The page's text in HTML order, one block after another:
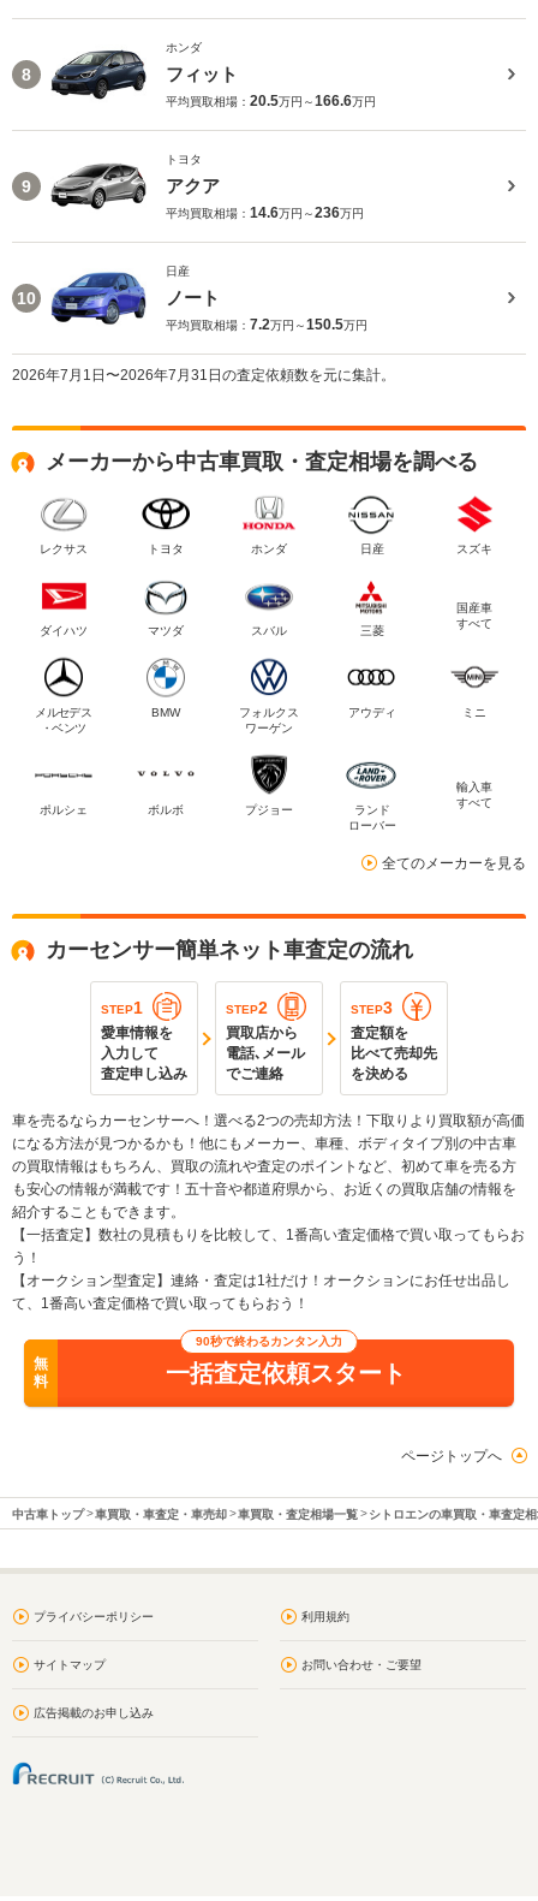
8
ホンダ
フィット
平均買取相場： 20.5万円～166.6万円
9
トヨタ
アクア
平均買取相場： 14.6万円～236万円
10
日産
ノート
平均買取相場： 7.2万円～150.5万円
2026年7月1日〜2026年7月31日の査定依頼数を元に集計。
メーカーから中古車買取・査定相場を調べる
レクサス トヨタ ホンダ 日産 スズキ
ダイハツ マツダ スバル 三菱
国産車
すべて
メルセデス
・ベンツ
BMW
フォルクス
ワーゲン
アウディ ミニ
ポルシェ ボルボ プジョー
ランド
ローバー
輸入車
すべて
全てのメーカーを見る
カーセンサー簡単ネット車査定の流れ
STEP1
愛車情報を
入力して
査定申し込み
STEP2
買取店から
電話､メール
でご連絡
STEP3
査定額を
比べて売却先
を決める
車を売るならカーセンサーへ！選べる2つの売却方法！下取りより買取額が高価
になる方法が見つかるかも！他にもメーカー、車種、ボディタイプ別の中古車
の買取情報はもちろん、買取の流れや査定のポイントなど、初めて車を売る方
も安心の情報が満載です！五十音や都道府県から、お近くの買取店舗の情報を
紹介することもできます。
【一括査定】数社の見積もりを比較して、1番高い査定価格で買い取ってもらお
う！
【オークション型査定】連絡・査定は1社だけ！オークションにお任せ出品し
て、1番高い査定価格で買い取ってもらおう！
無
料
90秒で終わるカンタン入力
一括査定依頼スタート
ページトップへ
中古車トップ 車買取・車査定・車売却 車買取・査定相場一覧 シトロエンの車買取・車査定
プライバシーポリシー 利用規約
サイトマップ お問い合わせ・ご要望
広告掲載のお申し込み